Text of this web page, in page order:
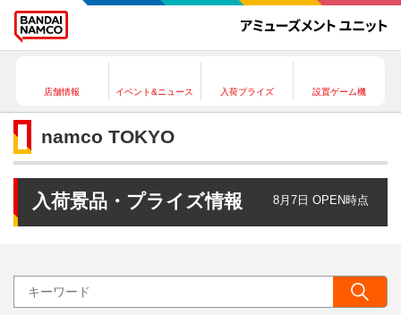
店舗情報 イベント&ニュース 入荷プライズ 設置ゲーム機
namco TOKYO
入荷景品・プライズ情報 8月7日 OPEN時点